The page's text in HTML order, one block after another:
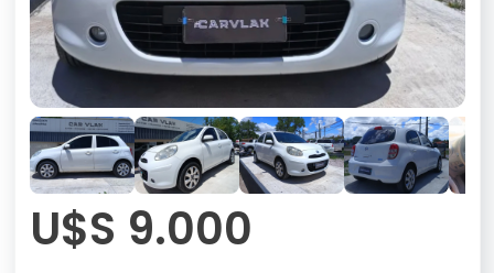
U$S 9.000